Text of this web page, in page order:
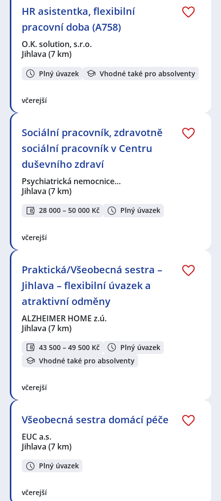
HR asistentka, flexibilní
pracovní doba (A758)
O.K. solution, s.r.o.
Jihlava (7 km)
Plný úvazek Vhodné také pro absolventy
včerejší
Sociální pracovník, zdravotně
sociální pracovník v Centru
duševního zdraví
Psychiatrická nemocnice…
Jihlava (7 km)
28 000 – 50 000 Kč Plný úvazek
včerejší
Praktická/Všeobecná sestra –
Jihlava – flexibilní úvazek a
atraktivní odměny
ALZHEIMER HOME z.ú.
Jihlava (7 km)
43 500 – 49 500 Kč
Plný úvazek
Vhodné také pro absolventy
včerejší
Všeobecná sestra domácí péče
EUC a.s.
Jihlava (7 km)
Plný úvazek
včerejší